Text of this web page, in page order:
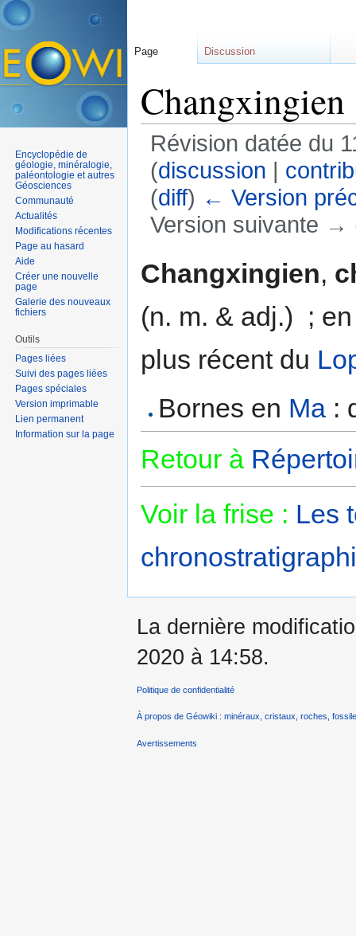
Changxingien
Révision datée du
(discussion |
(diff) ← Version
Version suivante →
Changxingien,
(n. m. & adj.) ;
plus récent du
Bornes en Ma :
Retour à
Voir la frise : Les
Page Discussion
Encyclopédie de
géologie, minéralogie,
paléontologie et autres
Géosciences
Communauté
Actualités
Modifications récentes
Page au hasard
Aide
Créer une nouvelle
page
Galerie des nouveaux
fichiers
Outils
Pages liées
Suivi des pages liées
Pages spéciales
Version imprimable
Lien permanent
Information sur la page
La dernière
2020 à 14:58.
Politique de confidentialité
À propos de Géowiki : minéraux, cristaux, roches,
Avertissements